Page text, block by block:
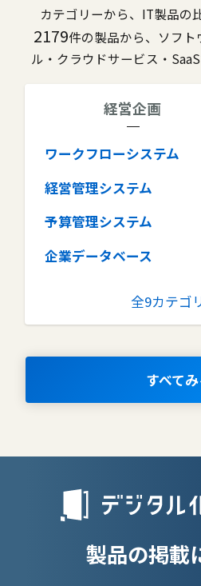
カテゴリーから、IT製品の
2179件の製品から、ソフ
ル・クラウドサービス・
経営企画
ワークフローシステム
経営管理システム
予算管理システム
企業データベース
グループウェア
コラボレーションツール
ナレッジマネジメントツ
全9カテゴ
すべて
製品の掲載